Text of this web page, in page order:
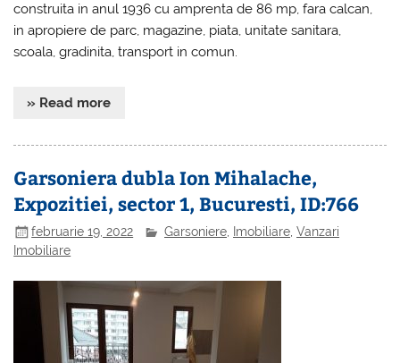
construita in anul 1936 cu amprenta de 86 mp, fara calcan,
in apropiere de parc, magazine, piata, unitate sanitara,
scoala, gradinita, transport in comun.
» Read more
Garsoniera dubla Ion Mihalache,
Expozitiei, sector 1, Bucuresti, ID:766
februarie 19, 2022 Garsoniere Imobiliare ,Vanzari
Imobiliare